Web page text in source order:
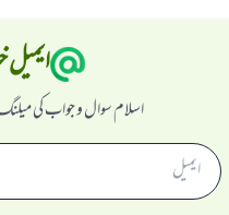
ایمیل
اسلام سوال و جواب کی